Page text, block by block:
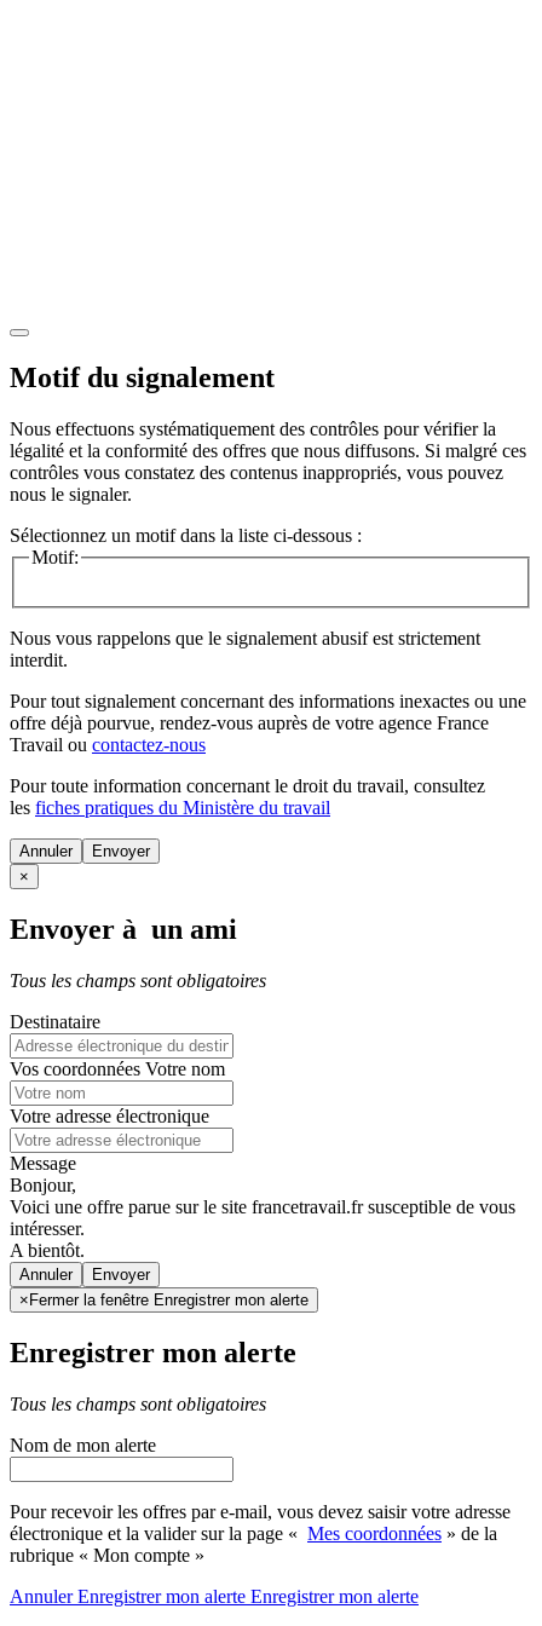
Motif du signalement
Nous effectuons systématiquement des contrôles pour vérifier la
légalité et la conformité des offres que nous diffusons. Si malgré ces
contrôles vous constatez des contenus inappropriés, vous pouvez
nous le signaler.
Sélectionnez un motif dans la liste ci-dessous :
Motif:
Nous vous rappelons que le signalement abusif est strictement
interdit.
Pour tout signalement concernant des informations inexactes ou une
offre déjà pourvue, rendez-vous auprès de votre agence France
Travail ou contactez-nous
Pour toute information concernant le droit du travail, consultez
les fiches pratiques du Ministère du travail
Annuler
×
Envoyer à un ami
Tous les champs sont obligatoires
Destinataire
Vos coordonnées Votre nom
Votre adresse électronique
Message
Bonjour,
Voici une offre parue sur le site francetravail.fr susceptible de vous
intéresser.
A bientôt.
Annuler
× Fermer la fenêtre Enregistrer mon alerte
Enregistrer mon alerte
Tous les champs sont obligatoires
Nom de mon alerte
Pour recevoir les offres par e-mail, vous devez saisir votre adresse
électronique et la valider sur la page « Mes coordonnées » de la
rubrique « Mon compte »
AnnulerEnregistrer mon alerte Enregistrermon alerte